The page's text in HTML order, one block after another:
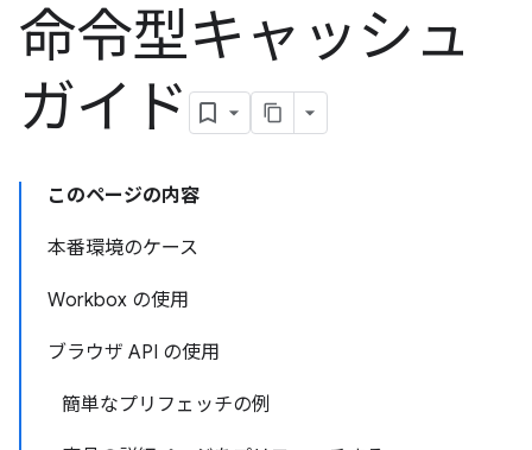
命令型キャッシュ
ガイド
このページの内容
本番環境のケース
Workbox の使用
ブラウザ API の使用
簡単なプリフェッチの例